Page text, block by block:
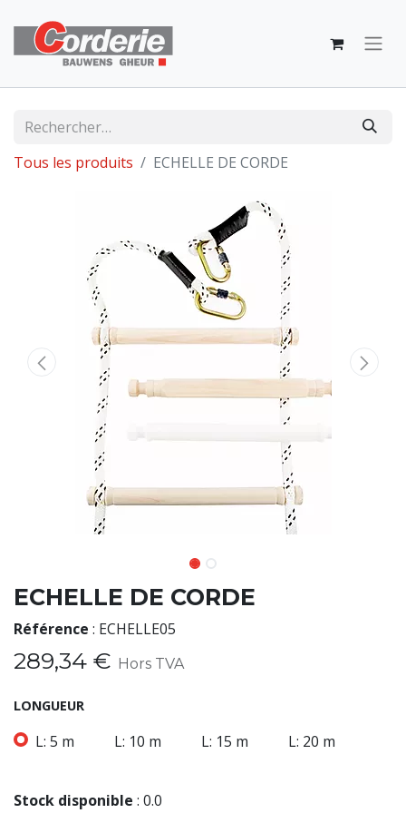
Tous les produits ECHELLE DE CORDE
ECHELLE DE CORDE
Référence : ECHELLE05
289,34 € Hors TVA
LONGUEUR
L: 5 m L: 10 m L: 15 m L: 20 m
Stock disponible : 0.0